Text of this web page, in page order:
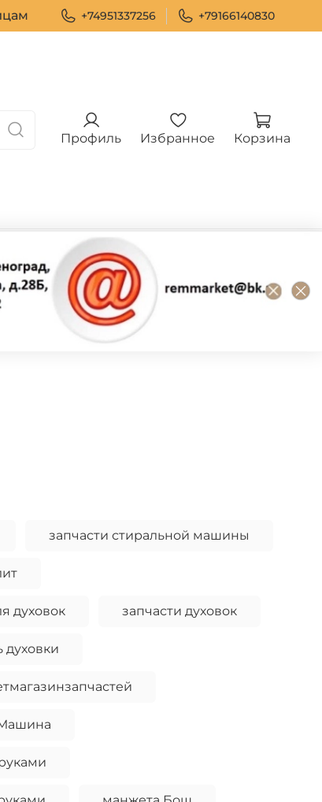
+74951337256 +79166140830
Профиль Избранное Корзина
запчасти стиральной машины
духовок запчасти духовок
духовки